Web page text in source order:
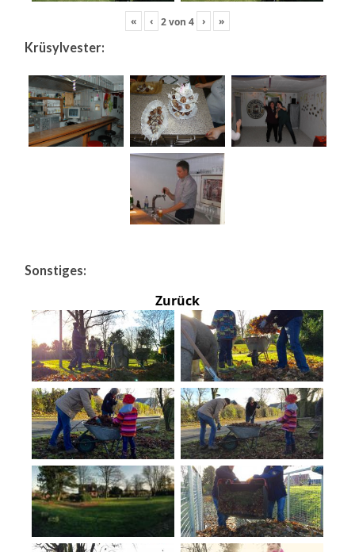
« ‹ 2von 4 › »
Krüsylvester:
Sonstiges:
Zurück